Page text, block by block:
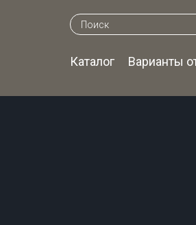
Каталог Варианты